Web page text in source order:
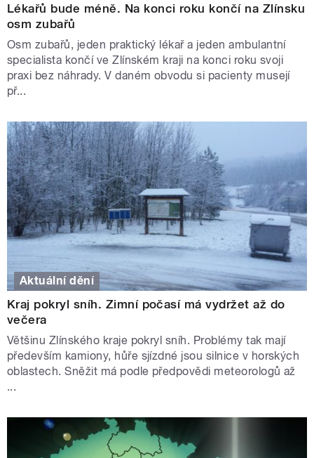
Lékařů bude méně. Na konci roku končí na Zlínsku
osm zubařů
Osm zubařů, jeden praktický lékař a jeden ambulantní
specialista končí ve Zlínském kraji na konci roku svoji
praxi bez náhrady. V daném obvodu si pacienty musejí
př...
Aktuální dění
Kraj pokryl sníh. Zimní počasí má vydržet až do
večera
Většinu Zlínského kraje pokryl sníh. Problémy tak mají
především kamiony, hůře sjízdné jsou silnice v horských
oblastech. Sněžit má podle předpovědi meteorologů až
...